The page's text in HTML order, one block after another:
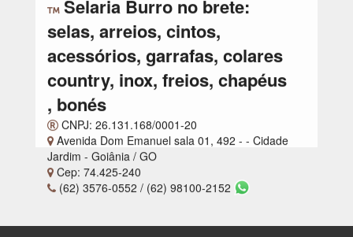
Selaria Burro no brete:
selas, arreios, cintos,
acessórios, garrafas, colares
country, inox, freios, chapéus
, bonés
CNPJ: 26.131.168/0001-20
Avenida Dom Emanuel sala 01, 492 - - Cidade
Jardim - Goiânia / GO
Cep: 74.425-240
(62) 3576-0552 / (62) 98100-2152